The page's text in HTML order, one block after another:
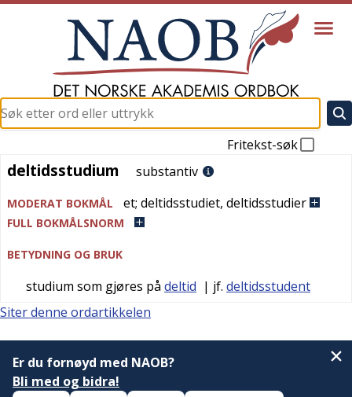
Fritekst-søk
deltidsstudium
deltidsstudium substantiv
MODERAT BOKMÅL et; deltidsstudiet, deltidsstudier
FULL BOKMÅLSNORM
BETYDNING OG BRUK
studium som gjøres på deltid | jf. deltidsstudent
Siter denne ordartikkelen
Er du fornøyd med NAOB?
Bli med og bidra!